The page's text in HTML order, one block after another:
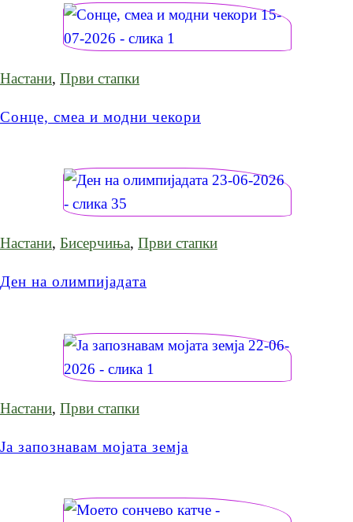
Настани, Први стапки
Сонце, смеа и модни чекори
Настани, Бисерчиња, Први стапки
Ден на олимпијадата
Настани, Први стапки
Ја запознавам мојата земја